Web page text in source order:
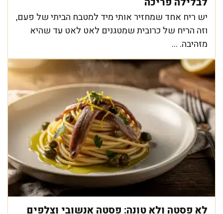
יש ריח אחד שמחזיר אותי מיד למטבח הביתי של פעם,
וזה הריח של כרובית שמטגנים לאט לאט עד שהיא
מזהיבה. ...
לא פסטה ולא טונה: פסטה אנשובי וצלפים